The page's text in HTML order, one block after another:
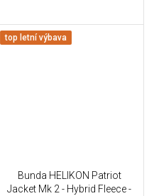
top letní výbava
Bunda HELIKON Patriot
Jacket Mk 2 - Hybrid Fleece -